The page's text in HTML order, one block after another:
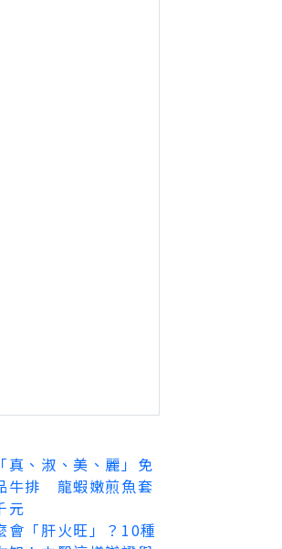
真、淑、美、麗」免
牛排 龍蝦嫩煎魚套
元
會「肝火旺」？10種